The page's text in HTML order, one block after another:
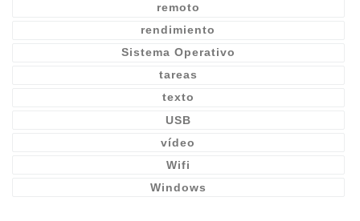
remoto
rendimiento
Sistema Operativo
tareas
texto
USB
vídeo
Wifi
Windows